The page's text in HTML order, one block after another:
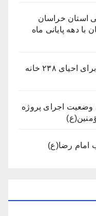
استان خراسان
دهه پایانی ماه
مذاکره شهرداری مشهد با مالکان برای احیای ۲۳۸ خانه
وضعیت اجرای پروژه